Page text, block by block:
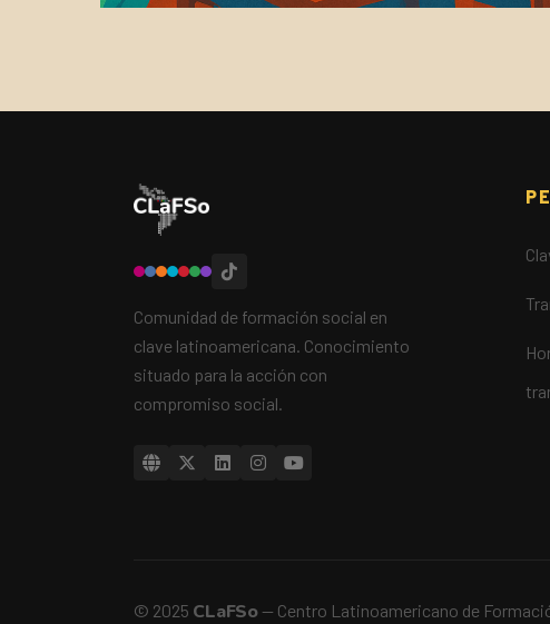
Comunidad de formación social en
clave latinoamericana. Conocimiento
situado para la acción con
compromiso social.
© 2025 CLaFSo— Centro Latinoamericano de